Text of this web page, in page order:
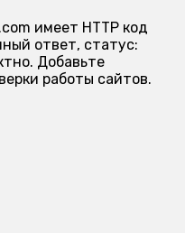
имеет HTTP код
ответ, статус:
Добавьте
работы сайтов.